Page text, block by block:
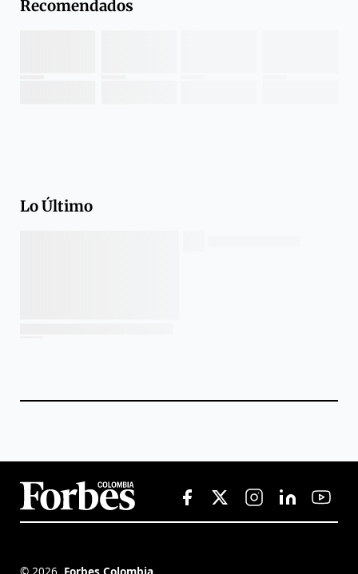
Recomendados
Lo Último